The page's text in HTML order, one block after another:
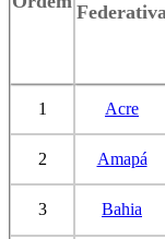
1 Acre
2 Amapá
3 Bahia